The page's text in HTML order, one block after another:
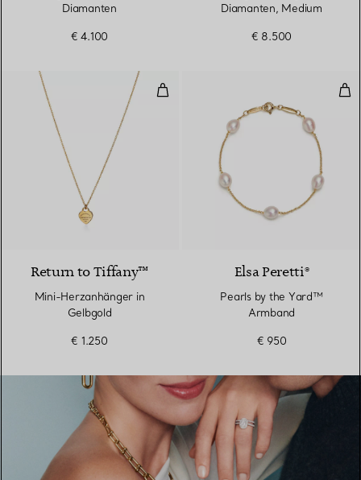
Diamanten
€ 4.100
Diamanten, Medium
€ 8.500
Mini-Herzanhänger in Gelbgold
Return to Tiffany™
Mini-Herzanhänger in
Gelbgold
€ 1.250
Elsa Peretti®
Pearls by the Yard™
Armband
€ 950